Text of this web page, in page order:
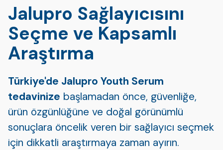
Jalupro Sağlayıcısını
Seçme ve Kapsamlı
Araştırma
Türkiye'de Jalupro Youth Serum
tedavinize başlamadan önce, güvenliğe,
ürün özgünlüğüne ve doğal görünümlü
sonuçlara öncelik veren bir sağlayıcı seçmek
için dikkatli araştırmaya zaman ayırın.